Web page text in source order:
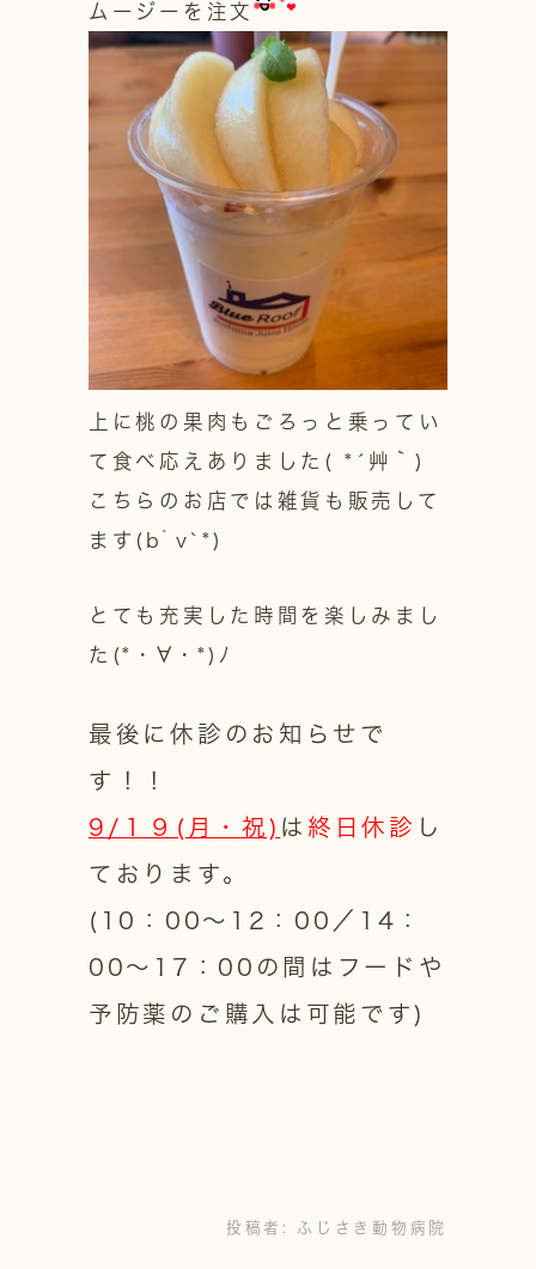
ムージーを注文
上に桃の果肉もごろっと乗ってい
て食べ応えありました( *´艸｀)
こちらのお店では雑貨も販売して
ます(bﾟv`*)
とても充実した時間を楽しみまし
た(*・∀・*)ﾉ
最後に休診のお知らせで
す！！
9/１９(月・祝) は 終日休診 し
ております。
(10：00～12：00／14：
00～17：00の間はフードや
予防薬のご購入は可能です)
投稿者: ふじさき動物病院